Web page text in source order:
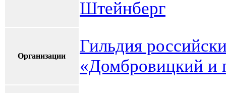
Штейнберг
Организации
Гильдия
«Домбровицкий и